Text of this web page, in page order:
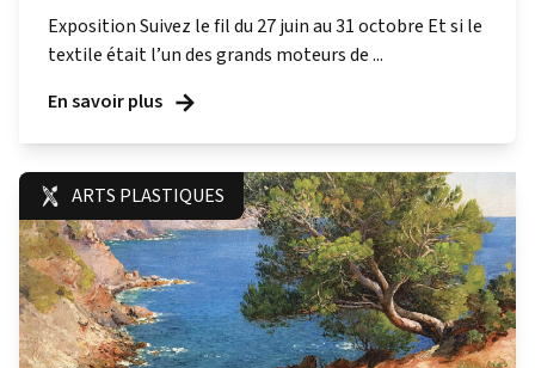
Exposition Suivez le fil du 27 juin au 31 octobre Et si le
textile était l’un des grands moteurs de ...
En savoir plus
ARTS PLASTIQUES